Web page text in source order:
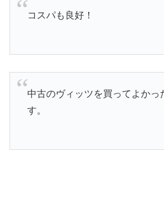
コスパも良好！
中古のヴィッツを買ってよかっ
す。